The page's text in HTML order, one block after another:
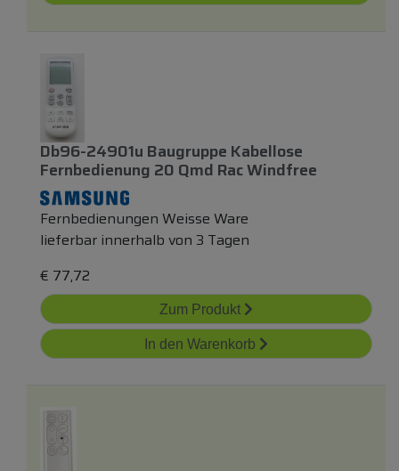
Db96-24901u Baugruppe Kabellose
Fernbedienung 20 Qmd Rac Windfree
Fernbedienungen Weisse Ware
lieferbar innerhalb von 3 Tagen
€ 77,72
Zum Produkt
In den Warenkorb